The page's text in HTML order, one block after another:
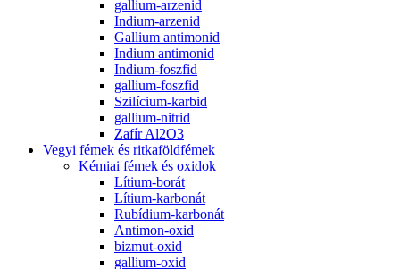
gallium-arzenid
Indium-arzenid
Gallium antimonid
Indium antimonid
Indium-foszfid
gallium-foszfid
Szilícium-karbid
gallium-nitrid
Zafír Al2O3
Vegyi fémek és ritkaföldfémek
Kémiai fémek és oxidok
Lítium-borát
Lítium-karbonát
Rubídium-karbonát
Antimon-oxid
bizmut-oxid
gallium-oxid